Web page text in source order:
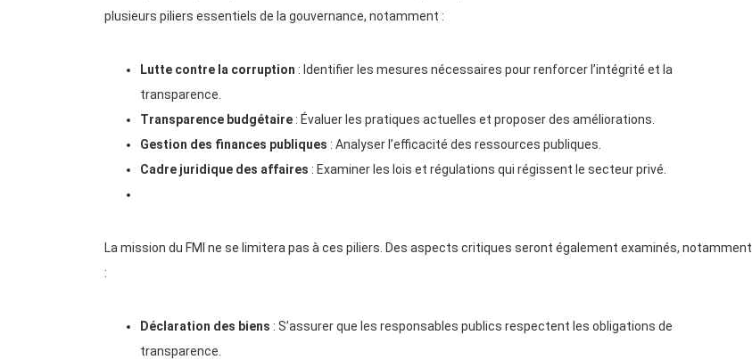
plusieurs piliers essentiels de la gouvernance, notamment :
Lutte contre la corruption : Identifier les mesures nécessaires pour renforcer l’intégrité et la
transparence.
Transparence budgétaire : Évaluer les pratiques actuelles et proposer des améliorations.
Gestion des finances publiques : Analyser l’efficacité des ressources publiques.
Cadre juridique des affaires : Examiner les lois et régulations qui régissent le secteur privé.
La mission du FMI ne se limitera pas à ces piliers. Des aspects critiques seront également examinés, notamment
:
Déclaration des biens : S’assurer que les responsables publics respectent les obligations de
transparence.